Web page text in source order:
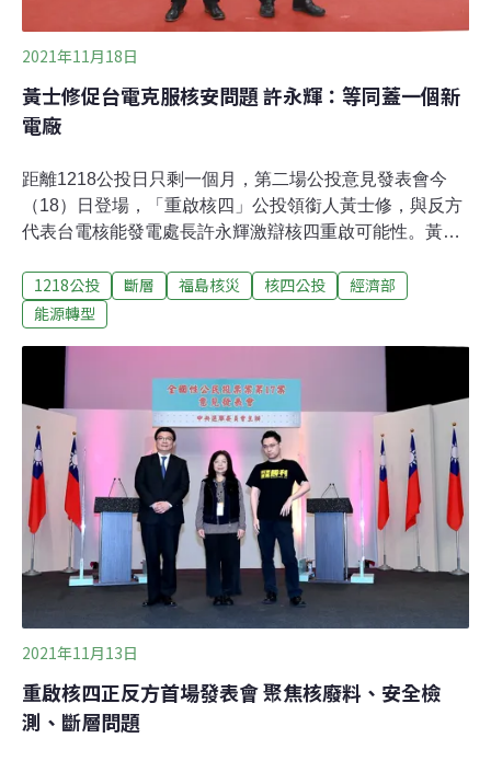
2021年11月18日
黃士修促台電克服核安問題 許永輝：等同蓋一個新
電廠
距離1218公投日只剩一個月，第二場公投意見發表會今
（18）日登場，「重啟核四」公投領銜人黃士修，與反方
代表台電核能發電處長許永輝激辯核四重啟可能性。黃士
造成的空氣污染及高碳排，台電應克服核電廠的安全疑
慮，不要只以危險性來恐嚇民眾。許永輝則打臉，核四是
「連這兩份報告都分不清楚，要討論核四安全性，對你來
說太專業。」他強調核四的設計問題不可逆，若要完成改
善，等同要蓋新的電廠，「我不反對核能，但反對充滿核
安問題的核四重啟。」黃士修主張以核能減碳減空污 天然
氣爆炸比核災危險針對核安問題，黃士修表示，反核方不
段跳針有「S斷層」通過核四，因此有安全疑慮，但依據
中央地調所的公開資料，中南部有許多很長的活動斷層，
活動斷層的周圍還有許多天然氣管線、儲氣槽及煉油廠等
設施，面對地震發生的災害可能更加嚴重。黃士修
1218公投 斷層 福島核災 核四公投
經濟部
能源轉型
2021年11月13日
重啟核四正反方首場發表會 聚焦核廢料、安全檢
測、斷層問題